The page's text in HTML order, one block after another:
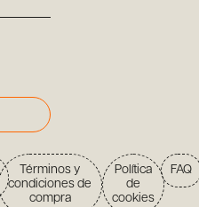
Términos y
condiciones de
compra
Política
de
cookies
FAQ